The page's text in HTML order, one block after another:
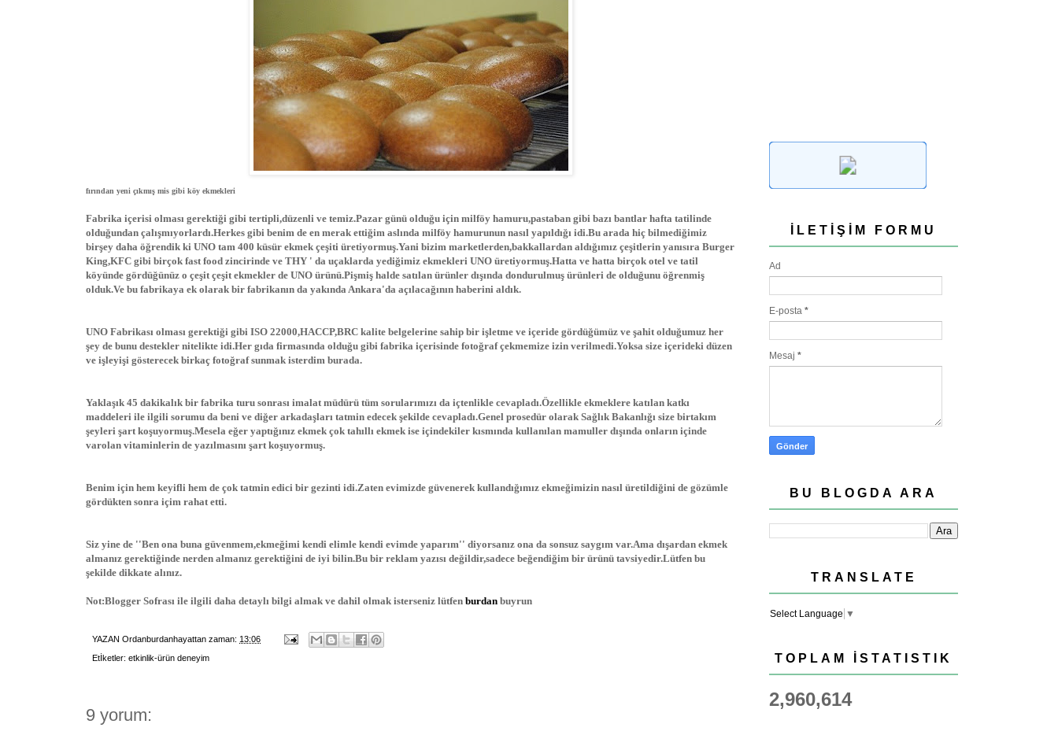
fırından yeni çıkmış mis gibi köy ekmekleri
Fabrika içerisi olması gerektiği gibi tertipli,düzenli ve temiz.Pazar günü olduğu için milföy hamuru,pastaban gibi bazı bantlar hafta tatilinde
olduğundan çalışmıyorlardı.Herkes gibi benim de en merak ettiğim aslında milföy hamurunun nasıl yapıldığı idi.Bu arada hiç bilmediğimiz
birşey daha öğrendik ki UNO tam 400 küsür ekmek çeşiti üretiyormuş.Yani bizim marketlerden,bakkallardan aldığımız çeşitlerin yanısıra Burger
King,KFC gibi birçok fast food zincirinde ve THY ' da uçaklarda yediğimiz ekmekleri UNO üretiyormuş.Hatta ve hatta birçok otel ve tatil
köyünde gördüğünüz o çeşit çeşit ekmekler de UNO ürünü.Pişmiş halde satılan ürünler dışında dondurulmuş ürünleri de olduğunu öğrenmiş
olduk.Ve bu fabrikaya ek olarak bir fabrikanın da yakında Ankara'da açılacağının haberini aldık.
UNO Fabrikası olması gerektiği gibi ISO 22000,HACCP,BRC kalite belgelerine sahip bir işletme ve içeride gördüğümüz ve şahit olduğumuz her
şey de bunu destekler nitelikte idi.Her gıda firmasında olduğu gibi fabrika içerisinde fotoğraf çekmemize izin verilmedi.Yoksa size içerideki düzen
ve işleyişi gösterecek birkaç fotoğraf sunmak isterdim burada.
Yaklaşık 45 dakikalık bir fabrika turu sonrası imalat müdürü tüm sorularımızı da içtenlikle cevapladı.Özellikle ekmeklere katılan katkı
maddeleri ile ilgili sorumu da beni ve diğer arkadaşları tatmin edecek şekilde cevapladı.Genel prosedür olarak Sağlık Bakanlığı size birtakım
şeyleri şart koşuyormuş.Mesela eğer yaptığınız ekmek çok tahıllı ekmek ise içindekiler kısmında kullanılan mamuller dışında onların içinde
varolan vitaminlerin de yazılmasını şart koşuyormuş.
Benim için hem keyifli hem de çok tatmin edici bir gezinti idi.Zaten evimizde güvenerek kullandığımız ekmeğimizin nasıl üretildiğini de gözümle
gördükten sonra içim rahat etti.
Siz yine de ''Ben ona buna güvenmem,ekmeğimi kendi elimle kendi evimde yaparım'' diyorsanız ona da sonsuz saygım var.Ama dışardan ekmek
almanız gerektiğinde nerden almanız gerektiğini de iyi bilin.Bu bir reklam yazısı değildir,sadece beğendiğim bir ürünü tavsiyedir.Lütfen bu
şekilde dikkate alınız.
Not:Blogger Sofrası ile ilgili daha detaylı bilgi almak ve dahil olmak isterseniz lütfen burdan buyrun
YAZAN Ordanburdanhayattan zaman: 13:06
Etİketler: etkinlik-ürün deneyim
9 yorum:
İLETIŞIM FORMU
Ad
E-posta *
Mesaj *
BU BLOGDA ARA
TRANSLATE
Select Language ▼
TOPLAM İSTATISTIK
2,960,614